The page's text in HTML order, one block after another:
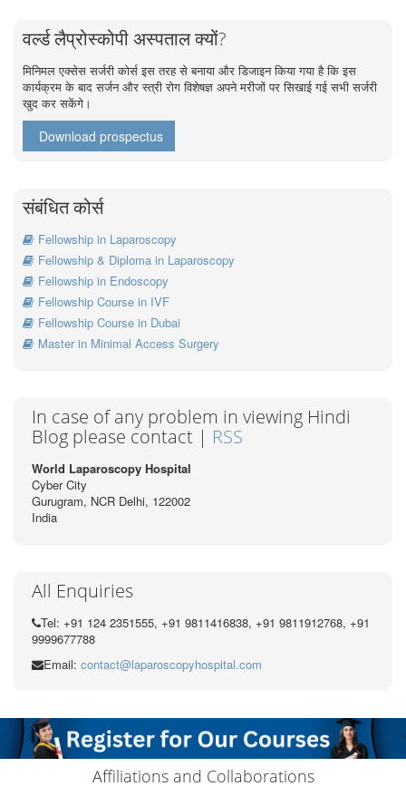
वर्ल्ड लैप्रोस्कोपी अस्पताल क्यों?
मिनिमल एक्सेस सर्जरी कोर्स इस तरह से बनाया और डिजाइन किया गया है कि इस
कार्यक्रम के बाद सर्जन और स्त्री रोग विशेषज्ञ अपने मरीजों पर सिखाई गई सभी सर्जरी
खुद कर सकेंगे।
Download prospectus
संबंधित कोर्स
Fellowship in Laparoscopy
Fellowship & Diploma in Laparoscopy
Fellowship in Endoscopy
Fellowship Course in IVF
Fellowship Course in Dubai
Master in Minimal Access Surgery
In case of any problem in viewing Hindi
Blog please contact | RSS
World Laparoscopy Hospital
Cyber City
Gurugram, NCR Delhi, 122002
India
All Enquiries
Tel: +91 124 2351555, +91 9811416838, +91 9811912768, +91
9999677788
Email: contact@laparoscopyhospital.com
Affiliations and Collaborations